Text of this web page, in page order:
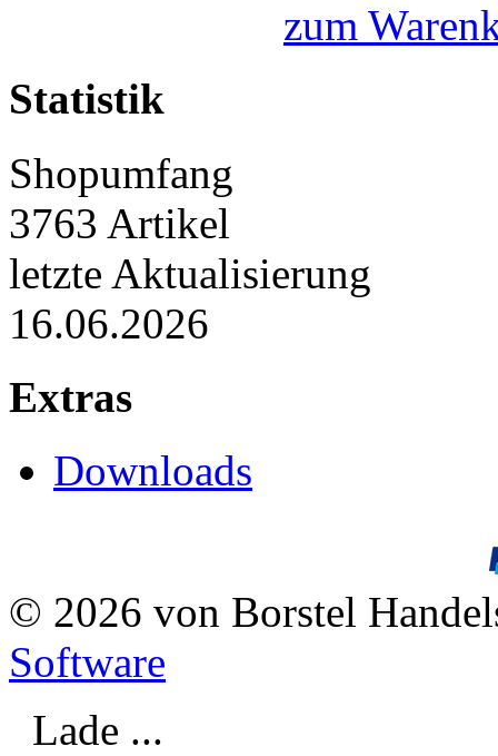
zum
Statistik
Shopumfang
3763 Artikel
letzte Aktualisierung
16.06.2026
Extras
Downloads
© 2026 von Borstel
Software
Lade ...